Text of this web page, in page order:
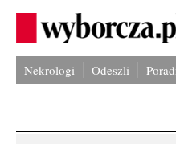
Nekrologi Odeszli